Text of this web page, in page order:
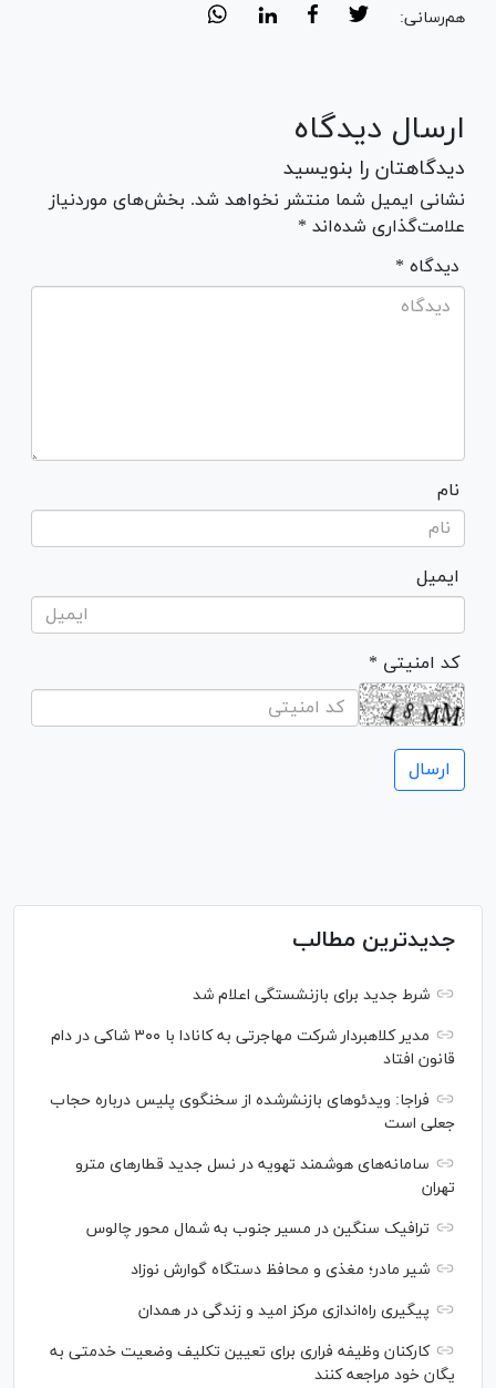
هم‌رسانی:
ارسال دیدگاه
دیدگاهتان را بنویسید
نشانی ایمیل شما منتشر نخواهد شد. بخش‌های موردنیاز
علامت‌گذاری شده‌اند *
* دیدگاه
نام
ایمیل
* کد امنیتی
جدیدترین مطالب
شرط جدید برای بازنشستگی اعلام شد
مدیر کلاهبردار شرکت مهاجرتی به کانادا با ۳۰۰ شاکی در دام
قانون افتاد
فراجا: ویدئو‌های بازنشرشده از سخنگوی پلیس درباره حجاب
جعلی است
سامانه‌های هوشمند تهویه در نسل جدید قطار‌های مترو
تهران
ترافیک سنگین در مسیر جنوب به شمال محور چالوس
شیر مادر؛ مغذی و محافظ دستگاه گوارش نوزاد
پیگیری راه‌اندازی مرکز امید و زندگی در همدان
کارکنان وظیفه فراری برای تعیین تکلیف وضعیت خدمتی به
یگان خود مراجعه کنند